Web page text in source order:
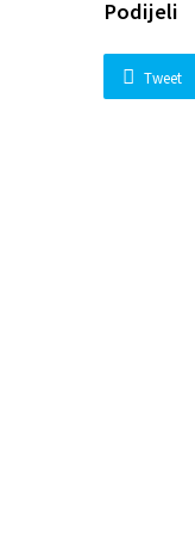
Podijeli
Tweet